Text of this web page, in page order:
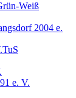
Weiß
2004 e.
TuS
e. V.